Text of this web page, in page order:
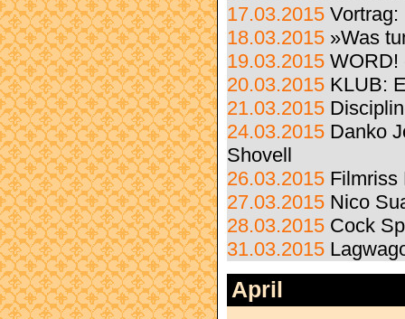
17.03.2015 Vortrag:
18.03.2015 »Was
19.03.2015 WORD!
20.03.2015 KLUB:
21.03.2015
24.03.2015 Danko
Shovell
26.03.2015 Filmriss
27.03.2015 Nico
28.03.2015 Cock
31.03.2015
April